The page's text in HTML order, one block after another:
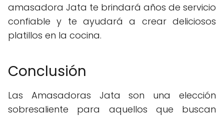
amasadora Jata te brindará años de servicio
confiable y te ayudará a crear deliciosos
platillos en la cocina.
Conclusión
Las Amasadoras Jata son una elección
sobresaliente para aquellos que buscan